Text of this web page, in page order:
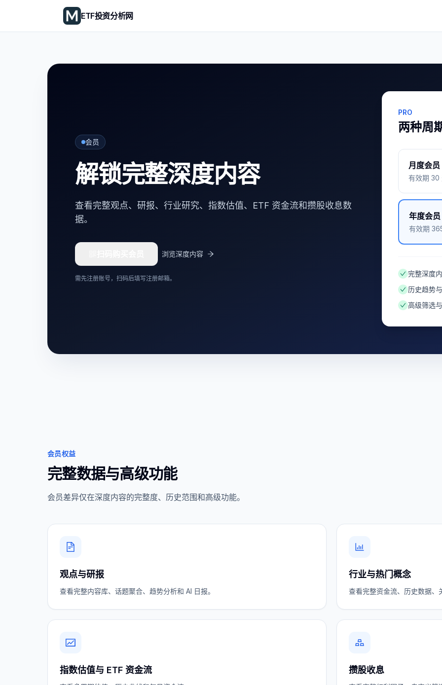
ETF投资分析网
会员
解锁完整深度内容
查看完整观点、研报、行业研究、指数估值、ETF 资金流和攒股收息数
据。
浏览深度内容
需先注册账号，扫码后填写注册邮箱。
PRO
两种周
月度会员
有效期 30
年度会员
有效期
完整深度
历史趋势
高级筛选
会员权益
完整数据与高级功能
会员差异仅在深度内容的完整度、历史范围和高级功能。
观点与研报
查看完整内容库、话题聚合、趋势分析和 AI 日报。
行业与热门概念
查看完整资金流、历史数据、
指数估值与 ETF 资金流 攒股收息